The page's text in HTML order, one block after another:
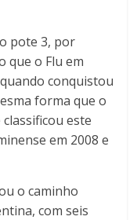
pote 3, por
que o Flu em
conquistou
forma que o
este
em 2008 e
o caminho
com seis